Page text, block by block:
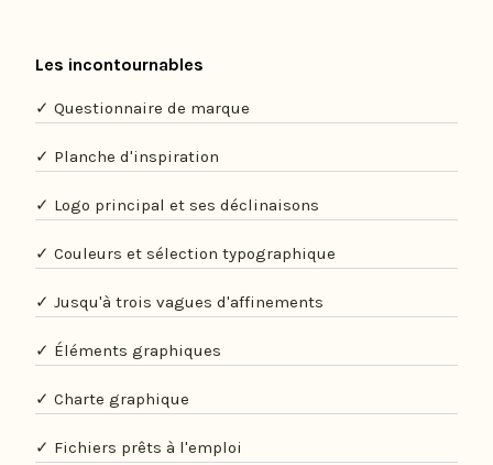
Les incontournables
✓ Questionnaire de marque
✓ Planche d'inspiration
✓ Logo principal et ses déclinaisons
✓ Couleurs et sélection typographique
✓ Jusqu'à trois vagues d'affinements
✓ Éléments graphiques
✓ Charte graphique
✓ Fichiers prêts à l'emploi